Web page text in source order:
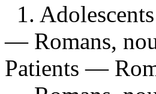
1.
— Romans,
Patients —